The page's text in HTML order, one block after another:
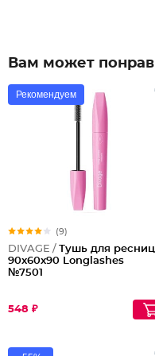
Вам может
Рекомендуем
(9)
DIVAGE /
Тушь для ресниц
90x60x90 Longlashes
№7501
548 ₽